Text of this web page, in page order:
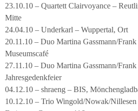
23.10.10 – Quartett Clairvoyance –
Mitte
24.04.10 – Underkarl – Wuppertal, Ort
20.11.10 – Duo Martina Gassmann/
Museumscafé
27.11.10 – Duo Martina Gassmann/
Jahresgedenkfeier
04.12.10 – shraeng – BIS,
10.12.10 – Trio Wingold/Nowak/